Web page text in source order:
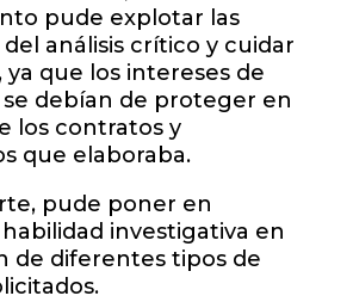
pude explotar las
del análisis crítico y cuidar
ya que los intereses de
se debían de proteger en
los contratos y
que elaboraba.
pude poner en
investigativa en
de diferentes tipos de